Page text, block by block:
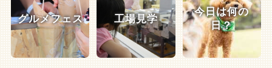
グルメフェス 工場見学
今日は何の
日？